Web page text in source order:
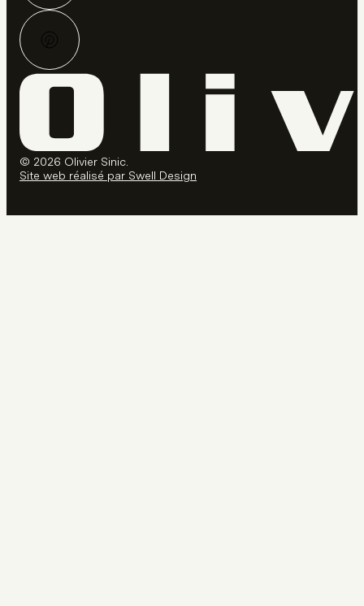
© 2026 Olivier Sinic.
Site web réalisé par Swell Design